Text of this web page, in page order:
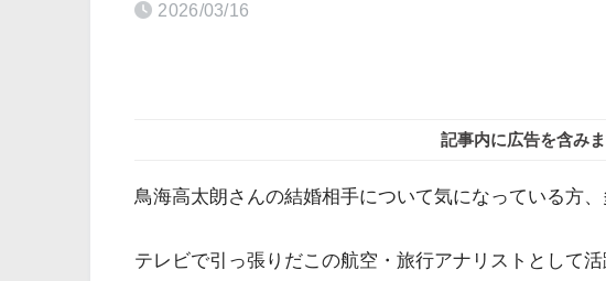
2026/03/16
記事内に広告を含み
鳥海高太朗さんの結婚相手について気になっている方、
テレビで引っ張りだこの航空・旅行アナリストとして